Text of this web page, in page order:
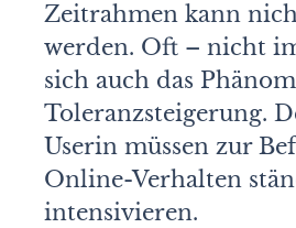
Zeitrahmen kann
werden. Oft – nicht
sich auch das
Toleranzsteigerung.
Userin müssen zur
Online-Verhalten
intensivieren.